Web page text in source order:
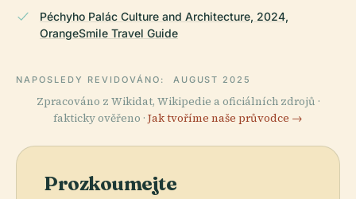
Péchyho Palác Culture and Architecture, 2024,
OrangeSmile Travel Guide
NAPOSLEDY REVIDOVÁNO: AUGUST 2025
Zpracováno z Wikidat, Wikipedie a oficiálních zdrojů ·
fakticky ověřeno · Jak tvoříme naše průvodce →
Prozkoumejte